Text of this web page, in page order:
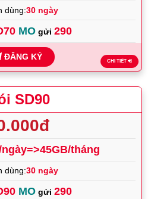
dùng:30 ngày
MO gửi 290
ĐĂNG KÝ CHI TIẾT
SD90
ngày=>45GB/tháng
dùng:30 ngày
MO gửi 290